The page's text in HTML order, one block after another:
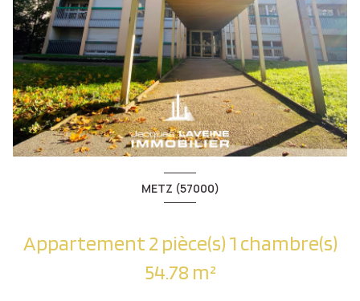
METZ (57000)
Appartement 2 pièce(s) 1 chambre(s)
54.78 m²